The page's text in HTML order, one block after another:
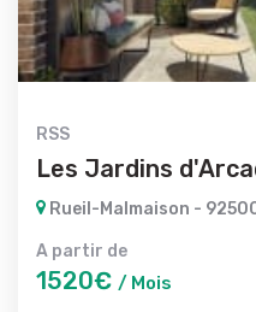
RSS
Les Jardins
Rueil-Malmaison -
A partir de
1520€ / Mois